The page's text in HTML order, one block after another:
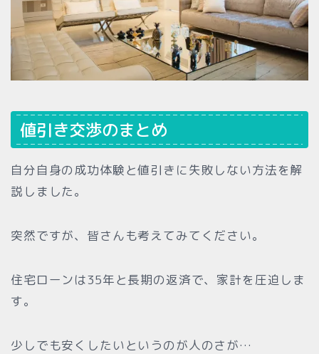
値引き交渉のまとめ
自分自身の成功体験と値引きに失敗しない方法を解
説しました。
突然ですが、皆さんも考えてみてください。
住宅ローンは35年と長期の返済で、家計を圧迫しま
す。
少しでも安くしたいというのが人のさが…